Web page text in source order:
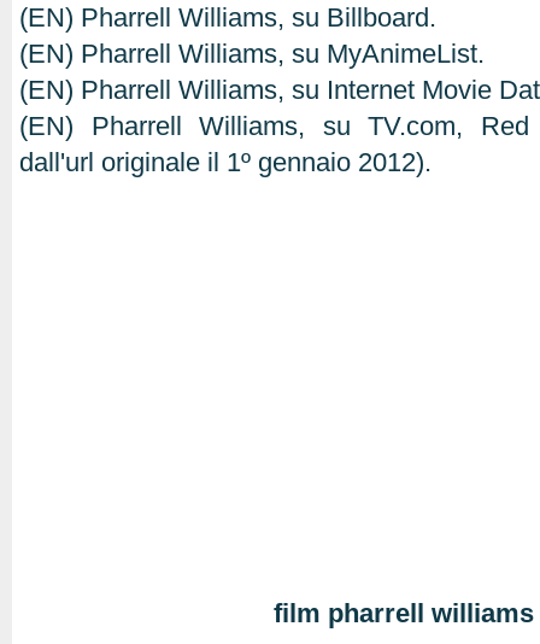
(EN) Pharrell Williams, su Billboard.
(EN) Pharrell Williams, su MyAnimeList.
(EN) Pharrell Williams, su Internet Movie
(EN) Pharrell Williams, su TV.com, Red
dall'url originale il 1º gennaio 2012).
film pharrell williams